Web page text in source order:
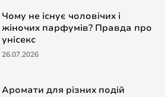
Чому не існує чоловічих і
жіночих парфумів? Правда про
унісекс
26.07.2026
Аромати для різних подій